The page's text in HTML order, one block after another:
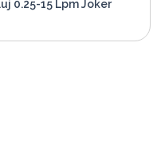
0.25-15 Lpm Joker